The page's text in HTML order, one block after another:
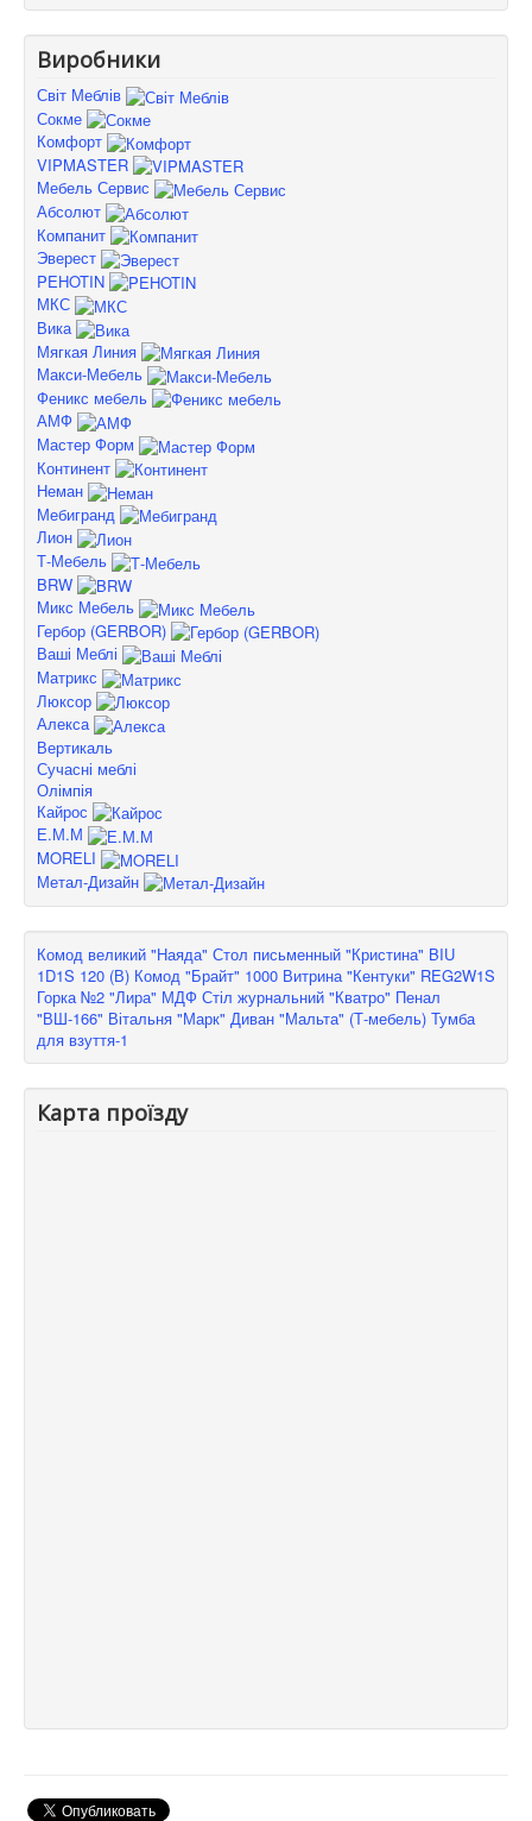
Виробники
Світ Меблів
Сокме
Комфорт
VIPMASTER
Мебель Сервис
Абсолют
Компанит
Эверест
PEHOTIN
МКС
Вика
Мягкая Линия
Макси-Мебель
Феникс мебель
АМФ
Мастер Форм
Континент
Неман
Мебигранд
Лион
Т-Мебель
BRW
Микс Мебель
Гербор (GERBOR)
Ваші Меблі
Матрикс
Люксор
Алекса
Вертикаль
Сучасні меблі
Олімпія
Кайрос
Е.М.М
MORELI
Метал-Дизайн
Комод великий "Наяда" Стол письменный "Кристина" BIU
1D1S 120 (В) Комод "Брайт" 1000 Витрина "Кентуки" REG2W1S
Горка №2 "Лира" МДФ Стіл журнальний "Кватро" Пенал
"ВШ-166" Вітальня "Марк" Диван "Мальта" (Т-мебель) Тумба
для взуття-1
Карта проїзду